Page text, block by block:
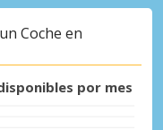
Coche en
por mes